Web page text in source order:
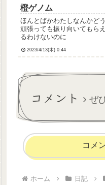
橙ゲノム
ほんとばかわたしなんかどう
頑張っても振り向いてもらえ
るわけないのに
2023/4/13(木) 0:44
コメント ぜ
コメ
ホーム 日記